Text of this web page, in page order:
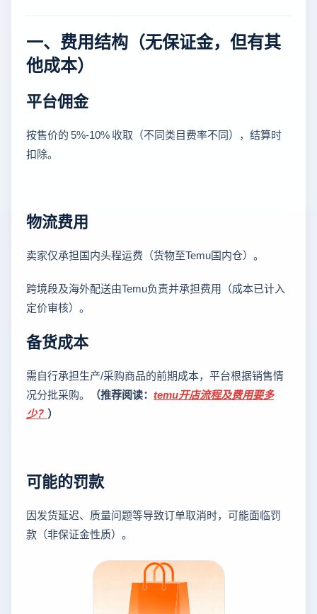
一、费用结构（无保证金，但有其
他成本）
平台佣金
按售价的 5%-10% 收取（不同类目费率不同），结算时
扣除。
物流费用
卖家仅承担国内头程运费（货物至Temu国内仓）。
跨境段及海外配送由Temu负责并承担费用（成本已计入
定价审核）。
备货成本
需自行承担生产/采购商品的前期成本，平台根据销售情
况分批采购。
（推荐阅读： temu开店流程及费用要多
少？ ）
可能的罚款
因发货延迟、质量问题等导致订单取消时，可能面临罚
款（非保证金性质）。